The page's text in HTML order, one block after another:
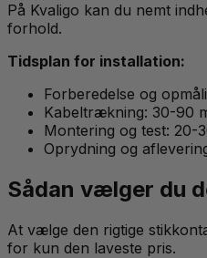
På Kvaligo kan du nemt
forhold.
Tidsplan for installation:
Forberedelse og
Kabeltrækning: 30-90
Montering og test: 20-
Oprydning og
Sådan vælger du
At vælge den rigtige
for kun den laveste pris.